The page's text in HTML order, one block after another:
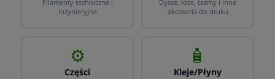
Filamenty techniczne i
inżynieryjne
Dysze, łoże, taśmy i inne
akcesoria do druku
⚙️
Części
🧴
Kleje/Płyny